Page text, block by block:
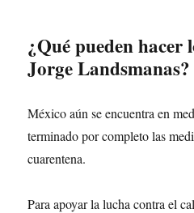
¿Qué pueden hacer
Jorge Landsmanas?
México aún se encuentra en
terminado por completo las
cuarentena.
Para apoyar la lucha contra el